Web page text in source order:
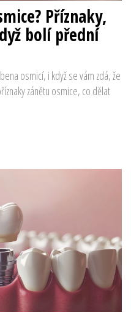
Příznaky,
bolí přední
osmicí, i když se vám zdá, že
zánětu osmice, co dělat